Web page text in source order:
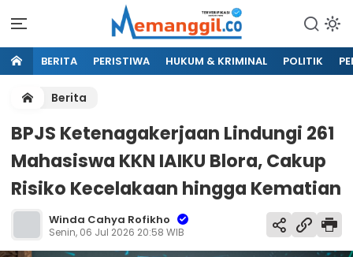
BERITA PERISTIWA HUKUM & KRIMINAL POLITIK
Berita
BPJS Ketenagakerjaan Lindungi 261
Mahasiswa KKN IAIKU Blora, Cakup
Risiko Kecelakaan hingga Kematian
Winda Cahya Rofikho
Senin, 06 Jul 2026 20:58 WIB